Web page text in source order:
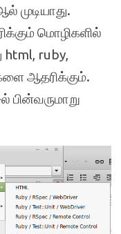
முடியாது.
மொழிகளில்
html, ruby,
ஆதரிக்கும்.
பின்வருமாறு